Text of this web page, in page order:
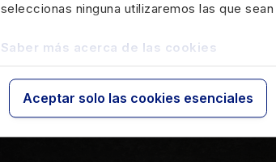
seleccionas ninguna utilizaremos las que
Saber más acerca de las cookies
Aceptar solo las cookies esenciales